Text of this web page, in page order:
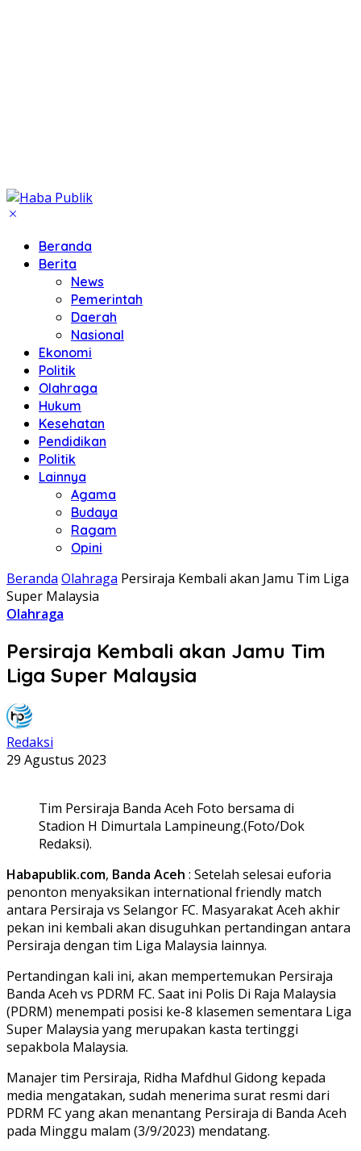
Beranda
Berita
News
Pemerintah
Daerah
Nasional
Ekonomi
Politik
Olahraga
Hukum
Kesehatan
Pendidikan
Politik
Lainnya
Agama
Budaya
Ragam
Opini
Beranda Olahraga Persiraja Kembali akan Jamu Tim Liga
Super Malaysia
Olahraga
Persiraja Kembali akan Jamu Tim
Liga Super Malaysia
Redaksi
29 Agustus 2023
Tim Persiraja Banda Aceh Foto bersama di
Stadion H Dimurtala Lampineung.(Foto/Dok
Redaksi).
Habapublik.com, Banda Aceh : Setelah selesai euforia
penonton menyaksikan international friendly match
antara Persiraja vs Selangor FC. Masyarakat Aceh akhir
pekan ini kembali akan disuguhkan pertandingan antara
Persiraja dengan tim Liga Malaysia lainnya.
Pertandingan kali ini, akan mempertemukan Persiraja
Banda Aceh vs PDRM FC. Saat ini Polis Di Raja Malaysia
(PDRM) menempati posisi ke-8 klasemen sementara Liga
Super Malaysia yang merupakan kasta tertinggi
sepakbola Malaysia.
Manajer tim Persiraja, Ridha Mafdhul Gidong kepada
media mengatakan, sudah menerima surat resmi dari
PDRM FC yang akan menantang Persiraja di Banda Aceh
pada Minggu malam (3/9/2023) mendatang.